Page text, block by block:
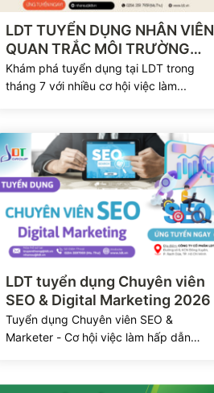
Xem chi tiết
LDT TUYỂN DỤNG NHÂN VIÊN
QUAN TRẮC MÔI TRƯỜNG
2026
Khám phá tuyển dụng tại LDT trong
tháng 7 với nhiều cơ hội việc làm...
Xem chi tiết
LDT tuyển dụng Chuyên viên
SEO & Digital Marketing 2026
Tuyển dụng Chuyên viên SEO &
Marketer - Cơ hội việc làm hấp dẫn